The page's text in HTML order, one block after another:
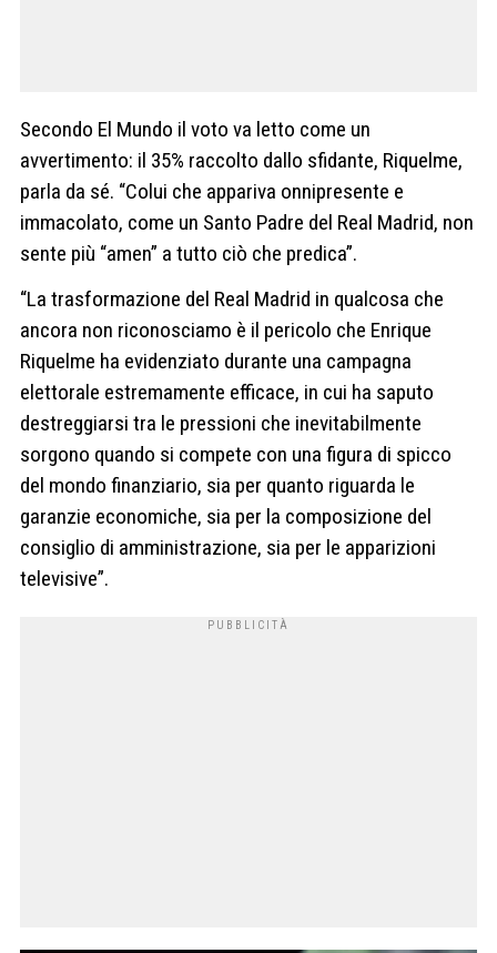
Secondo El Mundo il voto va letto come un
avvertimento: il 35% raccolto dallo sfidante, Riquelme,
parla da sé. “Colui che appariva onnipresente e
immacolato, come un Santo Padre del Real Madrid, non
sente più “amen” a tutto ciò che predica”.
“La trasformazione del Real Madrid in qualcosa che
ancora non riconosciamo è il pericolo che Enrique
Riquelme ha evidenziato durante una campagna
elettorale estremamente efficace, in cui ha saputo
destreggiarsi tra le pressioni che inevitabilmente
sorgono quando si compete con una figura di spicco
del mondo finanziario, sia per quanto riguarda le
garanzie economiche, sia per la composizione del
consiglio di amministrazione, sia per le apparizioni
televisive”.